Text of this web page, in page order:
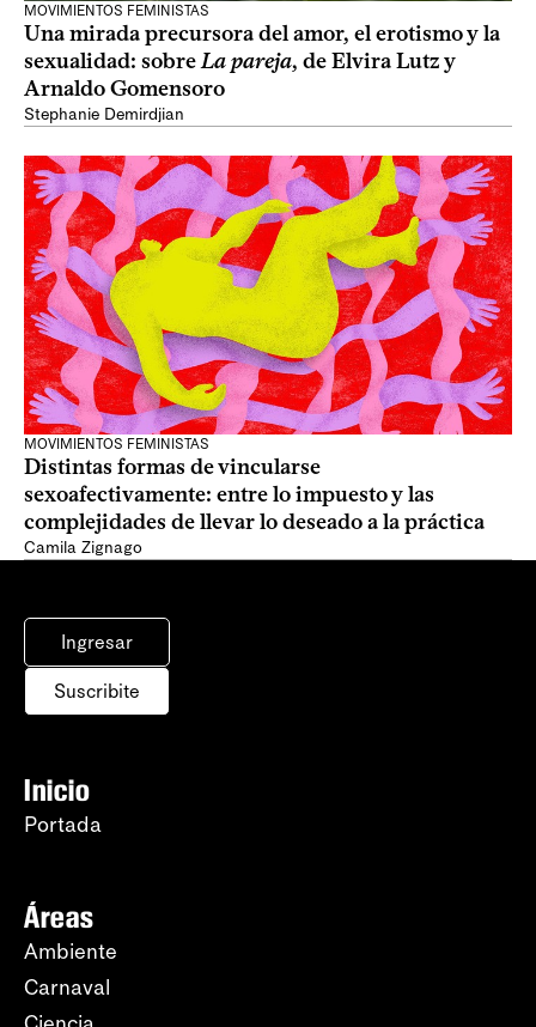
MOVIMIENTOS FEMINISTAS
Una mirada precursora del amor, el erotismo y la
sexualidad: sobreLa pareja, de Elvira Lutz y
Arnaldo Gomensoro
Stephanie Demirdjian
MOVIMIENTOS FEMINISTAS
Distintas formas de vincularse
sexoafectivamente: entre lo impuesto y las
complejidades de llevar lo deseado a la práctica
Camila Zignago
Ingresar
Suscribite
Inicio
Portada
Áreas
Ambiente
Carnaval